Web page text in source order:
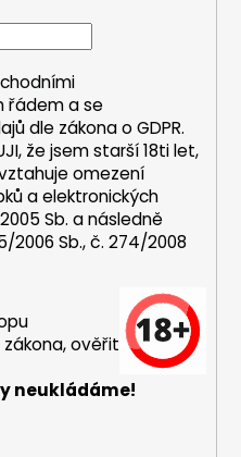
řádem a se
dle zákona oGDPR.
že jsem starší 18ti let,
omezení
a elektronických
Sb. a následně
2006 Sb., č. 274/2008
ověřit
neukládáme!